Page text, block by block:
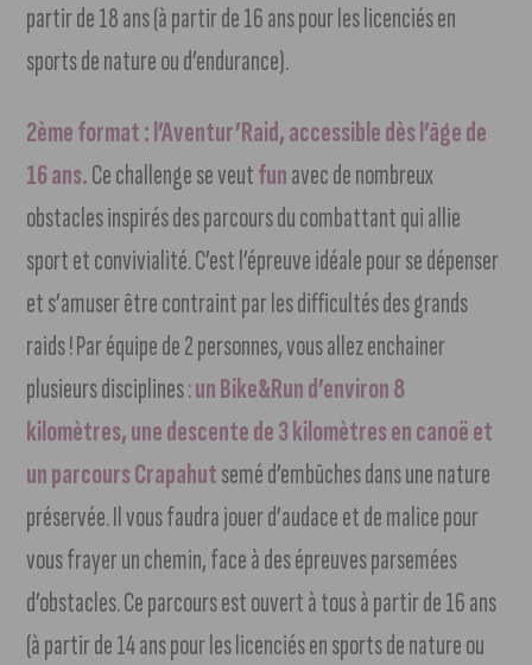
partir de 18 ans (à partir de 16 ans pour les licenciés en
sports de nature ou d’endurance).
2ème format : l’Aventur’Raid, accessible dès l’âge de
16 ans.Ce challenge se veutfunavec de nombreux
obstacles inspirés des parcours du combattant qui allie
sport et convivialité. C’est l’épreuve idéale pour se dépenser
et s’amuser être contraint par les difficultés des grands
raids ! Par équipe de 2 personnes, vous allez enchainer
plusieurs disciplines :un Bike&Run d’environ 8
kilomètres, une descente de 3 kilomètres en canoë et
un parcours Crapahutsemé d’embûches dans une nature
préservée. Il vous faudra jouer d’audace et de malice pour
vous frayer un chemin, face à des épreuves parsemées
d’obstacles. Ce parcours est ouvert à tous à partir de 16 ans
(à partir de 14 ans pour les licenciés en sports de nature ou